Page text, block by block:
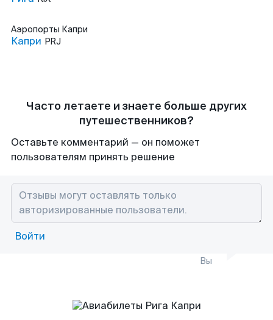
Аэропорты Капри
Капри PRJ
Часто летаете и знаете больше других
путешественников?
Оставьте комментарий — он поможет
пользователям принять решение
Войти
Вы